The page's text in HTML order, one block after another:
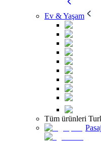
Ev & Yaşam
Tüm ürünleri